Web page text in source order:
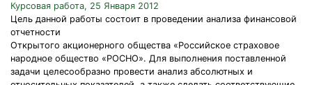
Курсовая работа, 25 Января 2012
Цель данной работы состоит в проведении анализа финансовой
отчетности
Открытого акционерного общества «Российское страховое
народное общество «РОСНО». Для выполнения поставленной
задачи целесообразно провести анализ абсолютных и